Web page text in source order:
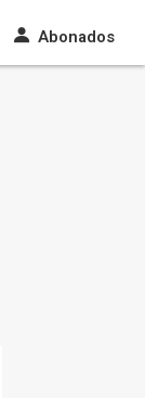
Abonados